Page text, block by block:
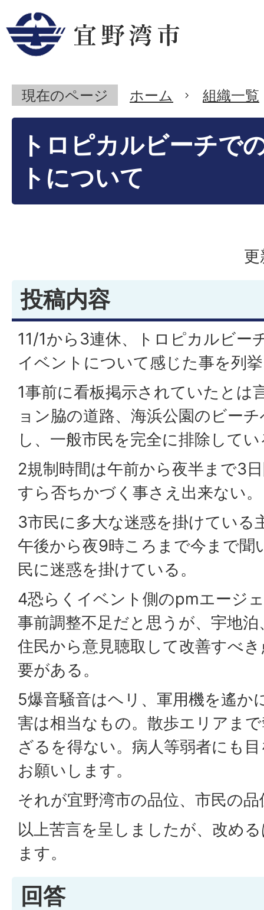
現在のページ ホーム 組織一覧
トロピカルビーチで
トについて
投稿内容
11/1から3連休、トロピカルビー
イベントについて感じた事を列
1事前に看板掲示されていたとは
ョン脇の道路、海浜公園のビー
し、一般市民を完全に排除して
2規制時間は午前から夜半まで3
すら否ちかづく事さえ出来ない。
3市民に多大な迷惑を掛けている
午後から夜9時ころまで今まで聞
民に迷惑を掛けている。
4恐らくイベント側のpmエージ
事前調整不足だと思うが、宇地
住民から意見聴取して改善すべ
要がある。
5爆音騒音はヘリ、軍用機を遙か
害は相当なもの。散歩エリアま
ざるを得ない。病人等弱者にも
お願いします。
それが宜野湾市の品位、市民の
以上苦言を呈しましたが、改め
ます。
回答